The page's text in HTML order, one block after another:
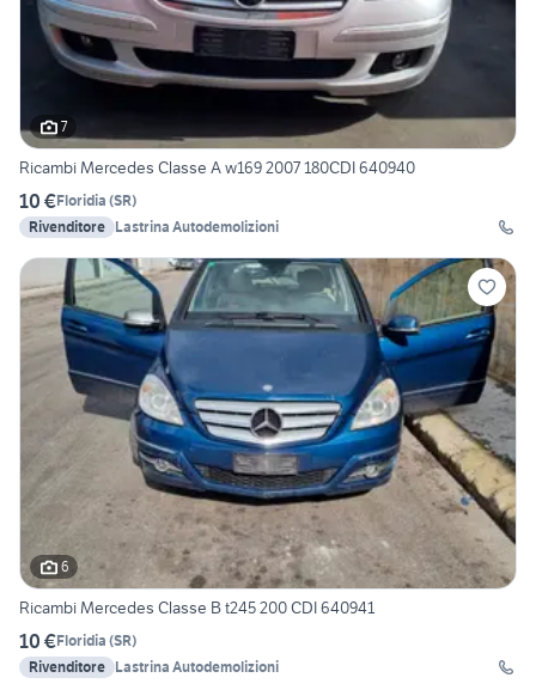
7
Ricambi Mercedes Classe A w169 2007 180CDI 640940
10 €Floridia (SR)
Rivenditore Lastrina Autodemolizioni
6
Ricambi Mercedes Classe B t245 200 CDI 640941
10 €Floridia (SR)
Rivenditore Lastrina Autodemolizioni